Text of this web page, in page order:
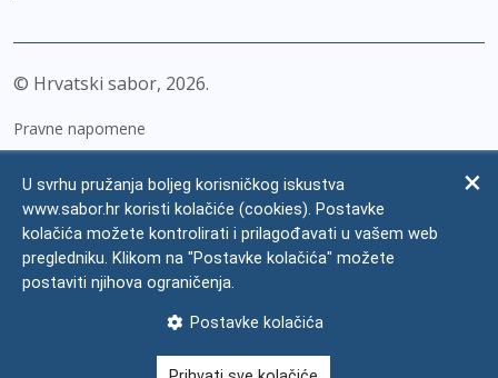
© Hrvatski sabor, 2026
Pravne napomene
Zaštita osobnih podataka
Impressum
Česta pitanja
U svrhu pružanja boljeg korisničkog iskustva
www.sabor.hr koristi kolačiće (cookies). Postavke
kolačića možete kontrolirati i prilagođavati u vašem web
pregledniku. Klikom na "Postavke kolačića" možete
postaviti njihova ograničenja.
Postavke kolačića